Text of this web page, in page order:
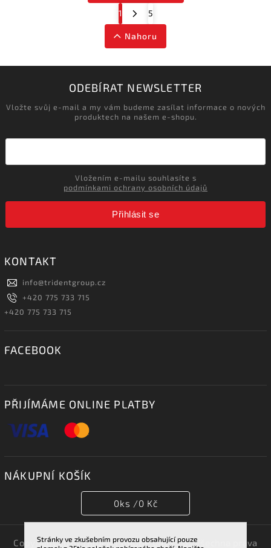
Stránky ve zkušebním provozu obsahující pouze
1 5
Nahoru
ODEBÍRAT NEWSLETTER
Vložte svůj e-mail a my vám budeme zasílat informace o nových
produktech na našem e-shopu.
podmínkami ochrany osobních údajů
Přihlásit se
KONTAKT
info@tridentgroup.cz
+420 775 733 715
+420 775 733 715
FACEBOOK
PŘIJÍMÁME ONLINE PLATBY
NÁKUPNÍ KOŠÍK
0ks /0 Kč
Copyright 2026TRIDENT GROUP 007 s.r.o.. Všechna práva